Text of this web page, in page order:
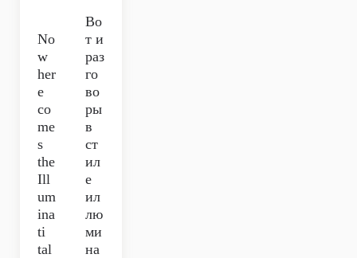
No
w
her
e
co
me
s
the
Ill
um
ina
ti
tal
Во
т и
раз
го
во
ры
в
ст
ил
е
ил
лю
ми
на